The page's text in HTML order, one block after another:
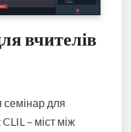
вчителів
семінар для
– міст між